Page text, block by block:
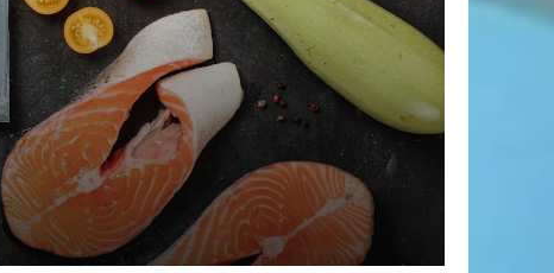
dilettanti
è la Giornata Mondiale della Celiachia
Italia? Nessun allarme, solo studi precauzionali.
Dubai dovuta a cloud seeding? Che cos’e’